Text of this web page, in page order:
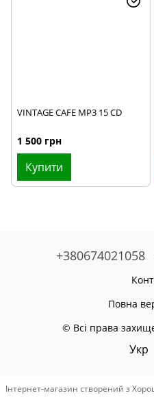
VINTAGE CAFE MP3 15 CD
1 500 грн
Купити
+380674021058
Повна
© Всі права
Укр
Інтернет-магазин створений з